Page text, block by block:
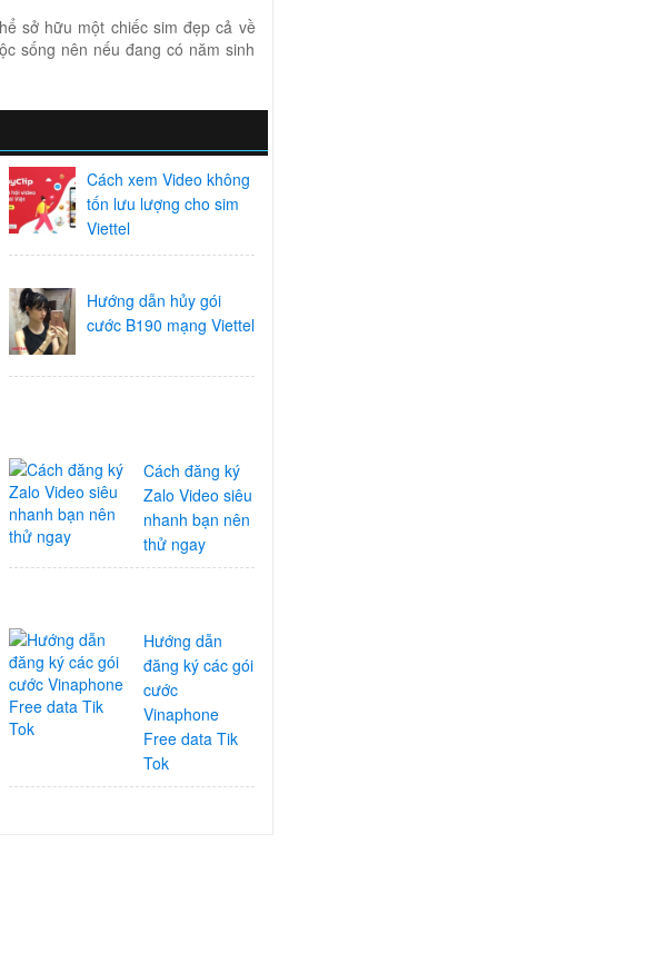
sở hữu một chiếc sim đẹp cả về
sống nên nếu đang có năm sinh
Cách xem Video không
tốn lưu lượng cho sim
Viettel
Hướng dẫn hủy gói
cước B190 mạng Viettel
Cách đăng ký
Zalo Video siêu
nhanh bạn nên
thử ngay
Hướng dẫn
đăng ký các gói
cước
Vinaphone
Free data Tik
Tok